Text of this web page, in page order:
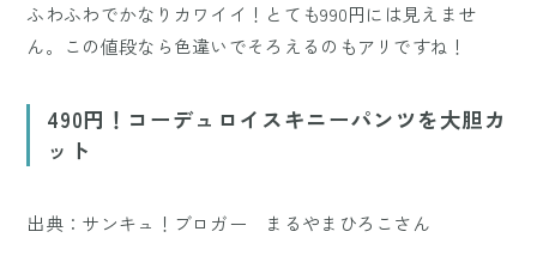
ふわふわでかなりカワイイ！とても990円には見えませ
ん。この値段なら色違いでそろえるのもアリですね！
490円！コーデュロイスキニーパンツを大胆カ
ット
出典：サンキュ！ブロガー まるやまひろこさん